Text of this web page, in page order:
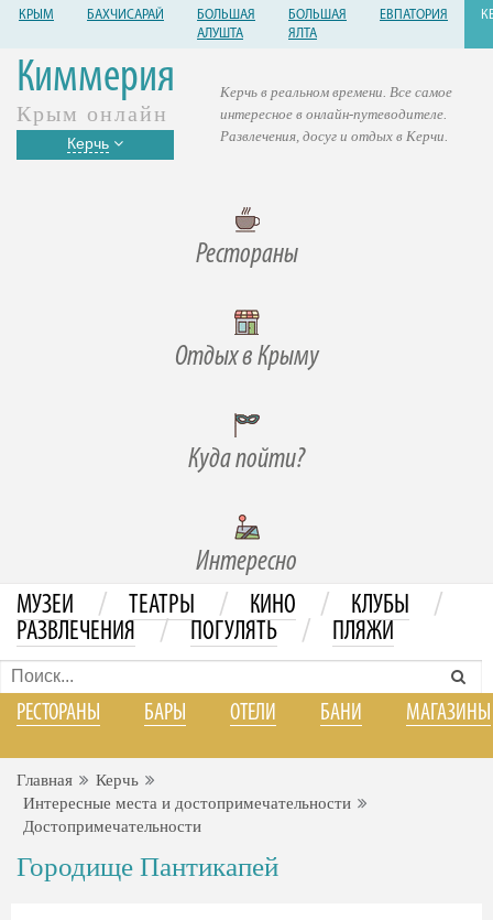
КРЫМ БАХЧИСАРАЙ
БОЛЬШАЯ
АЛУШТА
БОЛЬШАЯ
ЯЛТА
ЕВПАТОРИЯ
Киммерия
Крым онлайн
Керчь
Рестораны
Отдых в Крыму
Куда пойти?
Интересно
Керчь в реальном времени. Все самое
интересное в онлайн-путеводителе.
Развлечения, досуг и отдых в Керчи.
МУЗЕИ / ТЕАТРЫ / КИНО / КЛУБЫ /
РАЗВЛЕЧЕНИЯ / ПОГУЛЯТЬ / ПЛЯЖИ
РЕСТОРАНЫ БАРЫ ОТЕЛИ БАНИ МАГАЗИНЫ
Главная
Керчь
Интересные места и достопримечательности
Достопримечательности
Городище Пантикапей